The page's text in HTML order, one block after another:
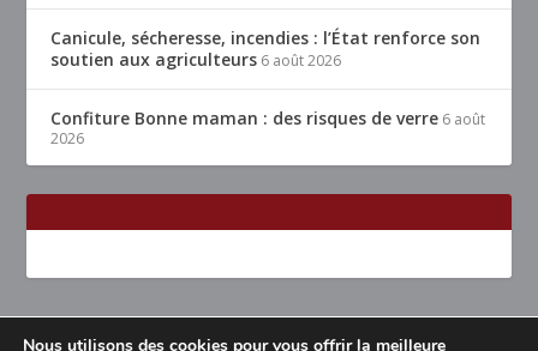
Canicule, sécheresse, incendies : l’État renforce son
soutien aux agriculteurs 6 août 2026
Confiture Bonne maman : des risques de verre 6 août
2026
Nous utilisons des cookies pour vous offrir la meilleure